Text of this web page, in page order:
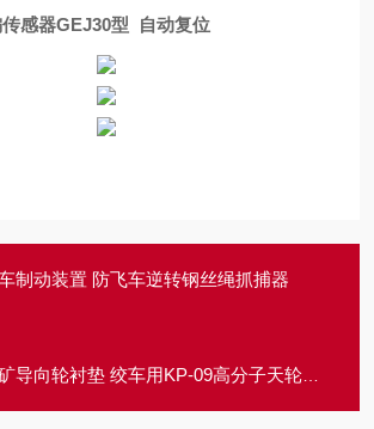
感器GEJ30型 自动复位
制动装置 防飞车逆转钢丝绳抓捕器
导向轮衬垫 绞车用KP-09高分子天轮衬块